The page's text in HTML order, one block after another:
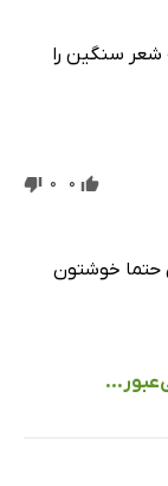
شعر سنگین را
0
0
حتما خوشتون